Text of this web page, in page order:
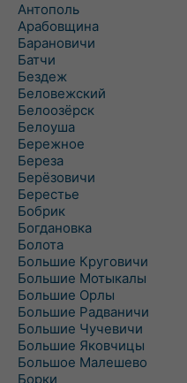
Антополь
Арабовщина
Барановичи
Батчи
Бездеж
Беловежский
Белоозёрск
Белоуша
Бережное
Береза
Берёзовичи
Берестье
Бобрик
Богдановка
Болота
Большие Круговичи
Большие Мотыкалы
Большие Орлы
Большие Радваничи
Большие Чучевичи
Большие Яковчицы
Большое Малешево
Борки